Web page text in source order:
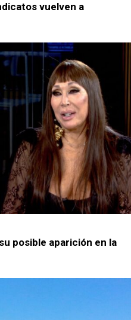
vuelven a
posible aparición en la